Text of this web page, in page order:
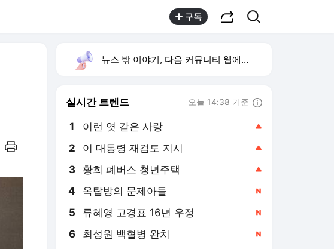
구독
뉴스 밖 이야기, 다음 커뮤니티 웹에서 보기
실시간 트렌드 오늘 14:38 기준
1 이런 엿 같은 사랑
2 이 대통령 재검토 지시
3 황희 폐버스 청년주택
4 옥탑방의 문제아들
5 류혜영 고경표 16년 우정
6 최성원 백혈병 완치